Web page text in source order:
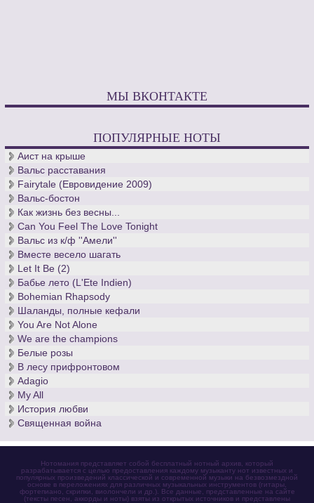
МЫ ВКОНТАКТЕ
ПОПУЛЯРНЫЕ НОТЫ
Аист на крыше
Вальс расставания
Fairytale (Евровидение 2009)
Вальс-бостон
Как жизнь без весны...
Can You Feel The Love Tonight
Вальс из к/ф ''Амели''
Вместе весело шагать
Let It Be (2)
Бабье лето (L'Ete Indien)
Bohemian Rhapsody
Шаланды, полные кефали
You Are Not Alone
We are the champions
Белые розы
В лесу прифронтовом
Adagio
My All
История любви
Священная война
Нотомания представляет собой бесплатный нотный архив, который
разрабатывается с целью предоставления каждому музыканту нот известных и
популярных произведений классической и современной музыки на безвозмездной
основе в переложениях для различных музыкальных инструментов (гитары,
фортепиано, скрипки, виолончели и др.). Все данные, представленные на сайте
(тексты песен, аккорды и ноты) взяты из открытых источников и представлены